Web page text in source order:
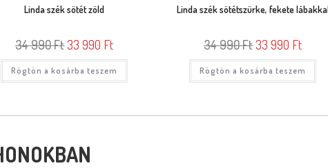
Linda szék sötét zöld
34 990Ft 33 990 Ft
Rögtön a kosárba teszem
Linda szék sötétszürke, fekete lábakkal
34 990Ft 33 990 Ft
Rögtön a kosárba teszem